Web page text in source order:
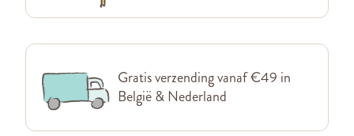
Gratis verzending vanaf €49 in
België & Nederland